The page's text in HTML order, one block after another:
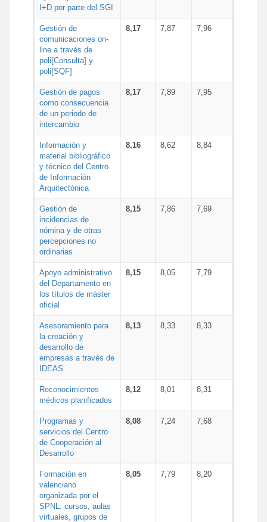
I+D por parte del SGI
Gestión de
comunicaciones on-
line a través de
poli[Consulta] y
poli[SQF]
8,17 7,87 7,96
Gestión de pagos
como consecuencia
de un periodo de
intercambio
8,17 7,89 7,95
Información y
material bibliográfico
y técnico del Centro
de Información
Arquitectónica
8,16 8,62 8,84
Gestión de
incidencias de
nómina y de otras
percepciones no
ordinarias
8,15 7,86 7,69
Apoyo administrativo
del Departamento en
los títulos de máster
oficial
8,15 8,05 7,79
Asesoramiento para
la creación y
desarrollo de
empresas a través de
IDEAS
8,13 8,33 8,33
Reconocimientos
médicos planificados
8,12 8,01 8,31
Programas y
servicios del Centro
de Cooperación al
Desarrollo
8,08 7,24 7,68
Formación en
valenciano
organizada por el
SPNL: cursos, aulas
virtuales, grupos de
8,05 7,79 8,20